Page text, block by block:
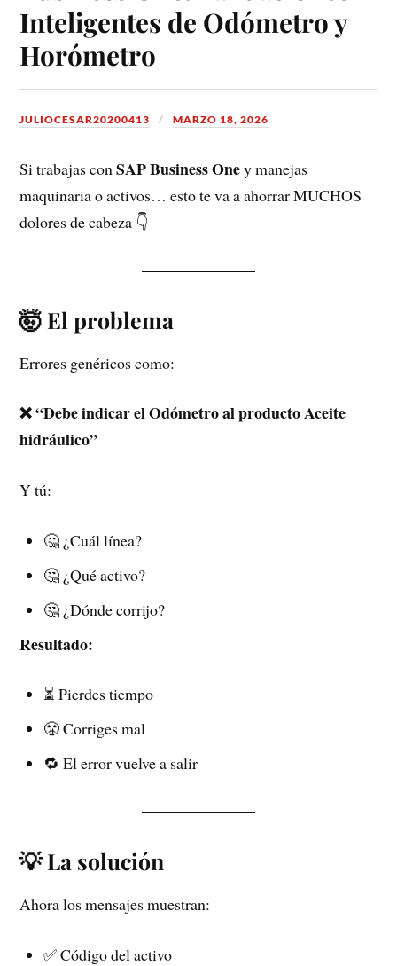
Inteligentes de Odómetro y
Horómetro
JULIOCESAR20200413 MARZO 18, 2026
Si trabajas conSAP Business Oney manejas
maquinaria o activos… esto te va a ahorrar MUCHOS
dolores de cabeza 👇
🤯 El problema
Errores genéricos como:
❌ “Debe indicar el Odómetro al producto Aceite
hidráulico”
Y tú:
🤔 ¿Cuál línea?
🤔 ¿Qué activo?
🤔 ¿Dónde corrijo?
Resultado:
⏳ Pierdes tiempo
😤 Corriges mal
🔁 El error vuelve a salir
💡 La solución
Ahora los mensajes muestran:
✅ Código del activo